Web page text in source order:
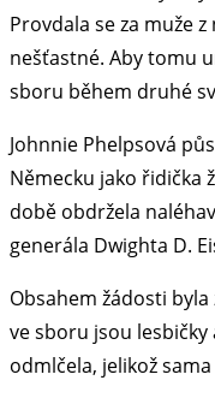
Provdala se za muže
nešťastné. Aby tomu
sboru během druhé
Johnnie Phelpsová
Německu jako řidička
době obdržela
generála Dwighta D.
Obsahem žádosti byla
ve sboru jsou
odmlčela, jelikož